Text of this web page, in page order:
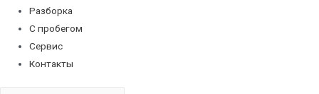
Разборка
С пробегом
Сервис
Контакты